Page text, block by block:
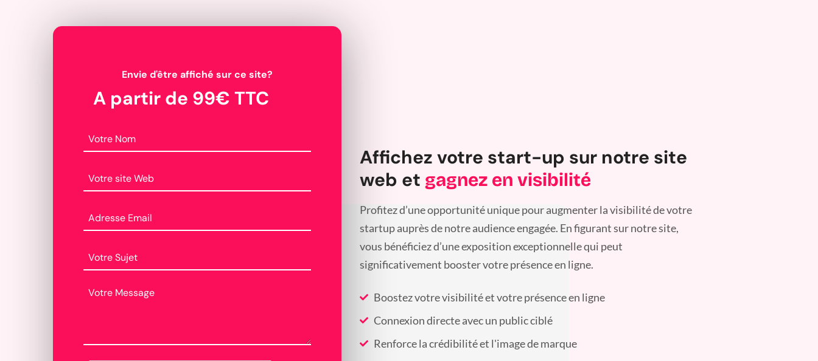
Envie d'être affiché sur ce site?
A partir de 99€ TTC
Affichez votre start-up sur notre site
web et gagnez en visibilité
Profitez d’une opportunité unique pour augmenter la visibilité de votre
startup auprès de notre audience engagée. En figurant sur notre site,
vous bénéficiez d’une exposition exceptionnelle qui peut
significativement booster votre présence en ligne.
Boostez votre visibilité et votre présence en ligne
Connexion directe avec un public ciblé
Renforce la crédibilité et l'image de marque